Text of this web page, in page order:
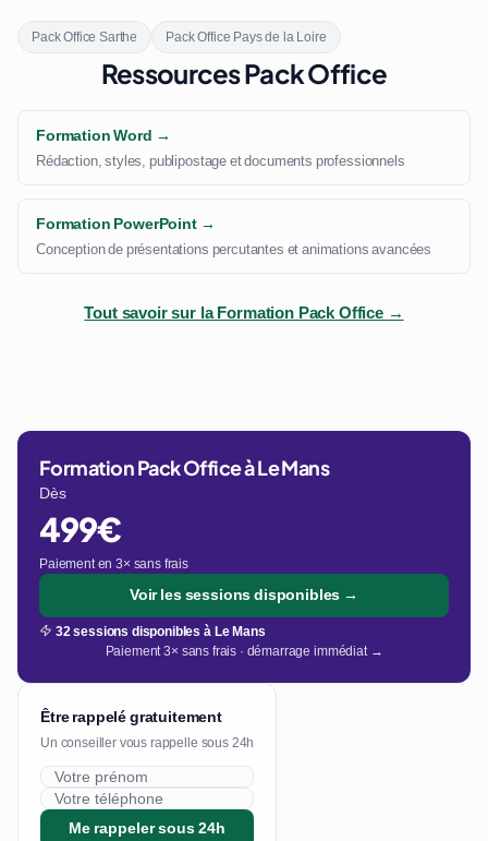
Pack Office Sarthe Pack Office Pays de la Loire
Ressources Pack Office
Formation Word →
Rédaction, styles, publipostage et documents professionnels
Formation PowerPoint →
Conception de présentations percutantes et animations avancées
Tout savoir sur la Formation Pack Office →
Formation Pack Office à Le Mans
Dès
499€
Paiement en 3× sans frais
Voir les sessions disponibles →
32 sessions disponibles à Le Mans
Paiement 3× sans frais · démarrage immédiat →
Être rappelé gratuitement
Un conseiller vous rappelle sous 24h
Me rappeler sous 24h